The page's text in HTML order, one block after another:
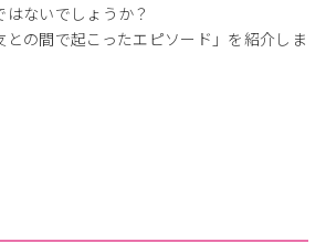
ないでしょうか？
の間で起こったエピソード」を紹介しま